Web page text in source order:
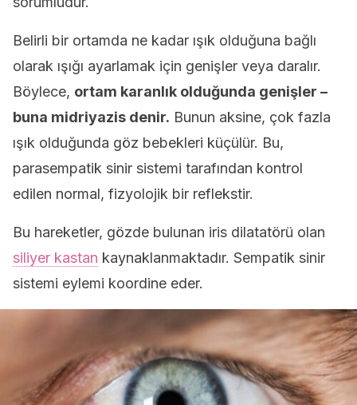
Belirli bir ortamda ne kadar ışık olduğuna bağlı
olarak ışığı ayarlamak için genişler veya daralır.
Böylece, ortam karanlık olduğunda genişler –
buna midriyazis denir. Bunun aksine, çok fazla
ışık olduğunda göz bebekleri küçülür. Bu,
parasempatik sinir sistemi tarafından kontrol
edilen normal, fizyolojik bir reflekstir.
Bu hareketler, gözde bulunan iris dilatatörü olan
siliyer kastan kaynaklanmaktadır. Sempatik sinir
sistemi eylemi koordine eder.